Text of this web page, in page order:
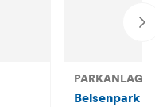
PARKANLAGE
Belsenpark